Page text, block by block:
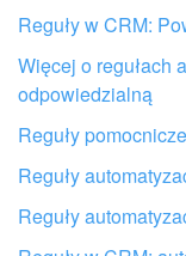
Reguły w CRM:
Więcej o regułach
odpowiedzialną
Reguły
Reguły
Reguły